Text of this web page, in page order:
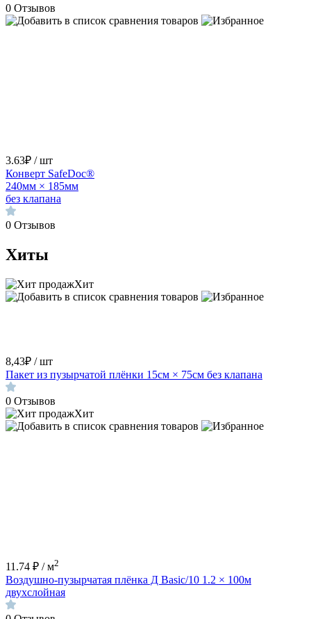
0 Отзывов
3.63₽ / шт
Конверт SafeDoc®
240мм × 185мм
без клапана
0 Отзывов
Хиты
Хит
8,43₽ / шт
Пакет из пузырчатой плёнки 15см × 75см без клапана
0 Отзывов
Хит
11.74 ₽ / м2
Воздушно-пузырчатая плёнка Д Basic/10 1.2 × 100м
двухслойная